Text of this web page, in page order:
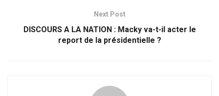
Next Post
DISCOURS A LA NATION : Macky va-t-il acter le
report de la présidentielle ?